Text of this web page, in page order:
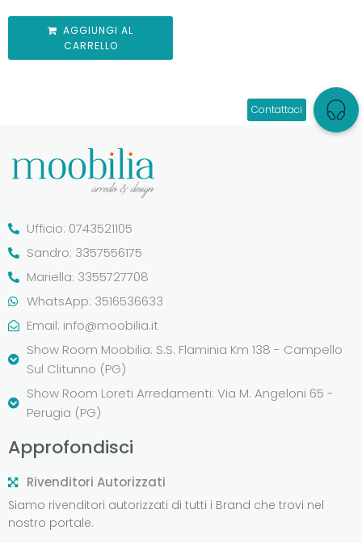
AGGIUNGI AL
CARRELLO
Ufficio: 0743521105
Sandro: 3357556175
Mariella: 3355727708
WhatsApp: 3516536633
Email: info@moobilia.it
Show Room Moobilia: S.S. Flaminia Km 138 - Campello
Sul Clitunno (PG)
Show Room Loreti Arredamenti: Via M. Angeloni 65 -
Perugia (PG)
Approfondisci
Rivenditori Autorizzati
Siamo rivenditori autorizzati di tutti i Brand che trovi nel
nostro portale.